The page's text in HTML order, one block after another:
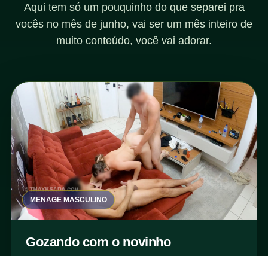
Aqui tem só um pouquinho do que separei pra
vocês no mês de junho, vai ser um mês inteiro de
muito conteúdo, você vai adorar.
MENAGE MASCULINO
Gozando com o novinho